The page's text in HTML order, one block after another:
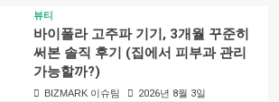
뷰티
바이폴라 고주파 기기, 3개월 꾸준히
써본 솔직 후기 (집에서 피부과 관리
가능할까?)
BIZMARK 이슈팀 2026년 8월 3일